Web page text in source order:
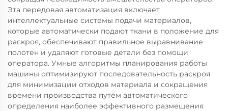
Эта передовая автоматизация включает
интеллектуальные системы подачи материалов,
которые автоматически подают ткани в положение для
раскроя, обеспечивают правильное выравнивание
полотен и удаляют готовые детали без помощи
оператора. Умные алгоритмы планирования работы
машины оптимизируют последовательность раскроя
для минимизации отходов материала и сокращения
времени производства путём автоматического
определения наиболее эффективного размещения